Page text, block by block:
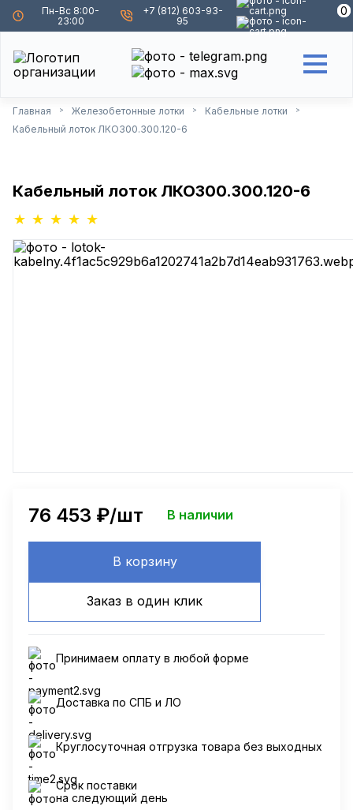
Пн-Вс 8:00-
23:00
+7 (812) 603-93-
95
0
0
Главная > Железобетонные лотки > Кабельные лотки >
Кабельный лоток ЛКО300.300.120-6
Кабельный лоток ЛКО300.300.120-6
76 453 ₽/шт В наличии
В корзину
Заказ в один клик
Принимаем оплату в любой форме
Доставка по СПБ и ЛО
Круглосуточная отгрузка товара без выходных
Срок поставки
на следующий день